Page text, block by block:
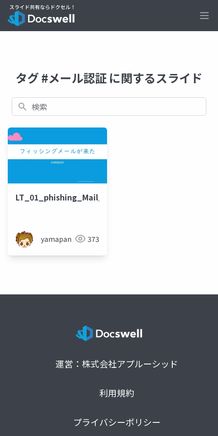
タグ #メール認証 に関するスライド
検索
LT_01_phishing_Mail_202505
yamapan 373
運営：株式会社アプルーシッド
利用規約
プライバシーポリシー